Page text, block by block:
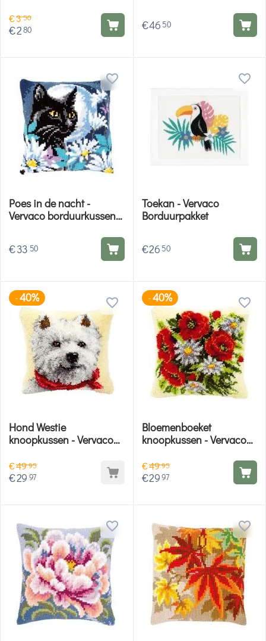
€350
€280
€46 50
Poes in de nacht -
Vervaco borduurkussen
€33 50
Toekan - Vervaco
Borduurpakket
€26 50
-40%
Hond Westie
knoopkussen - Vervaco
€4995
€29 97
-40%
Bloemenboeket
knoopkussen - Vervaco
€4995
€2997